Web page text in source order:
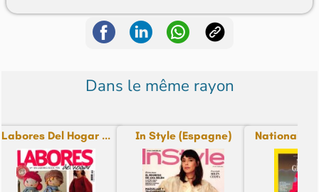
Dans le même rayon
Labores Del Hogar ... In Style (Espagne) National